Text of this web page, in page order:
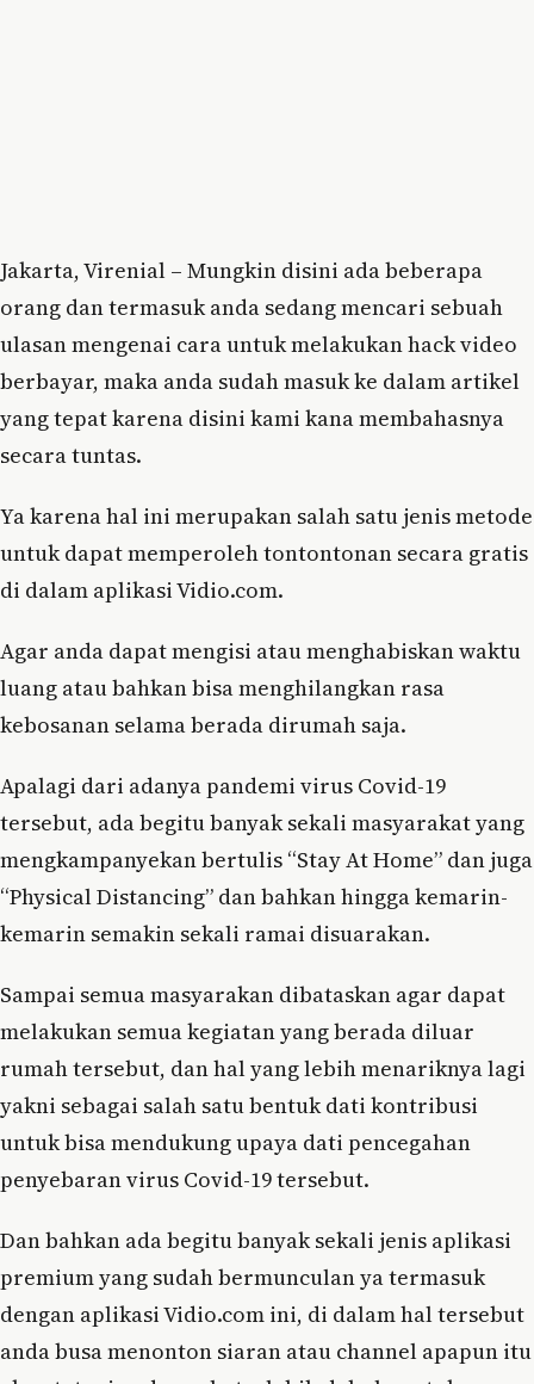
Jakarta, Virenial – Mungkin disini ada beberapa
orang dan termasuk anda sedang mencari sebuah
ulasan mengenai cara untuk melakukan hack video
berbayar, maka anda sudah masuk ke dalam artikel
yang tepat karena disini kami kana membahasnya
secara tuntas.
Ya karena hal ini merupakan salah satu jenis metode
untuk dapat memperoleh tontontonan secara gratis
di dalam aplikasi Vidio.com.
Agar anda dapat mengisi atau menghabiskan waktu
luang atau bahkan bisa menghilangkan rasa
kebosanan selama berada dirumah saja.
Apalagi dari adanya pandemi virus Covid-19
tersebut, ada begitu banyak sekali masyarakat yang
mengkampanyekan bertulis “Stay At Home” dan juga
“Physical Distancing” dan bahkan hingga kemarin-
kemarin semakin sekali ramai disuarakan.
Sampai semua masyarakan dibataskan agar dapat
melakukan semua kegiatan yang berada diluar
rumah tersebut, dan hal yang lebih menariknya lagi
yakni sebagai salah satu bentuk dati kontribusi
untuk bisa mendukung upaya dati pencegahan
penyebaran virus Covid-19 tersebut.
Dan bahkan ada begitu banyak sekali jenis aplikasi
premium yang sudah bermunculan ya termasuk
dengan aplikasi Vidio.com ini, di dalam hal tersebut
anda busa menonton siaran atau channel apapun itu